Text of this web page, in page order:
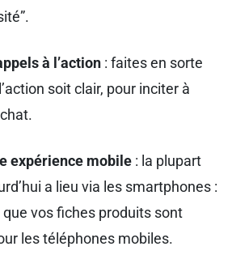
à l’action : faites en sorte
soit clair, pour inciter à
expérience mobile : la plupart
a lieu via les smartphones :
vos fiches produits sont
les téléphones mobiles.